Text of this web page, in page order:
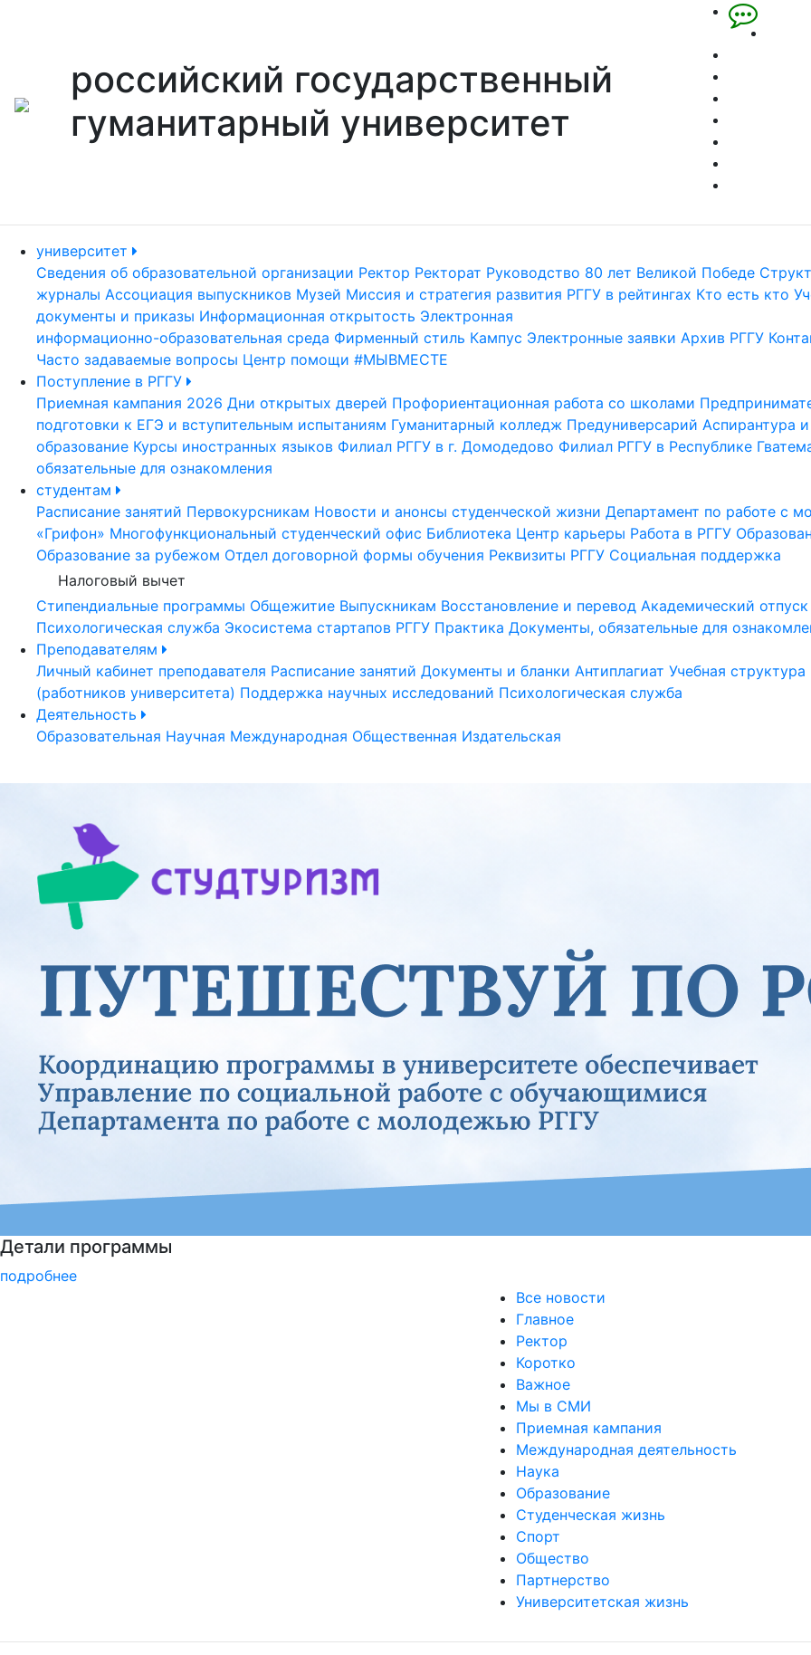
российский государственный
гуманитарный университет
университет
Сведения об образовательной организации Ректор Ректорат Руководство 80 лет Великой Победе
журналы Ассоциация выпускников Музей Миссия и стратегия развития РГГУ в рейтингах Кто есть кто
документы и приказы Информационная открытость Электронная
информационно-образовательная среда Фирменный стиль Кампус Электронные заявки Архив РГГУ
Часто задаваемые вопросы Центр помощи #МЫВМЕСТЕ
Поступление в РГГУ
Приемная кампания 2026 Дни открытых дверей Профориентационная работа со школами
подготовки к ЕГЭ и вступительным испытаниям Гуманитарный колледж Предуниверсарий Аспирантура
образование Курсы иностранных языков Филиал РГГУ в г. Домодедово Филиал РГГУ в Республике
обязательные для ознакомления
студентам
Расписание занятий Первокурсникам Новости и анонсы студенческой жизни Департамент по работе с
«Грифон» Многофункциональный студенческий офис Библиотека Центр карьеры Работа в РГГУ
Образование за рубежом Отдел договорной формы обучения Реквизиты РГГУ Социальная поддержка
Налоговый вычет
Стипендиальные программы Общежитие Выпускникам Восстановление и перевод Академический отпуск
Психологическая служба Экосистема стартапов РГГУ Практика Документы, обязательные для
Преподавателям
Личный кабинет преподавателя Расписание занятий Документы и бланки Антиплагиат Учебная структура
(работников университета) Поддержка научных исследований Психологическая служба
Деятельность
Образовательная Научная Международная Общественная Издательская
Национальные проекты России
подробнее
Все новости
Главное
Ректор
Коротко
Важное
Мы в СМИ
Приемная кампания
Международная деятельность
Наука
Образование
Студенческая жизнь
Спорт
Общество
Партнерство
Университетская жизнь